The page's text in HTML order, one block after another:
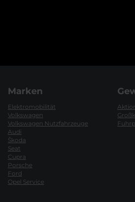
Marken
Elektromobilität
Volkswagen
Volkswagen Nutzfahrzeuge
Audi
Škoda
Seat
Cupra
Porsche
Ford
Opel Service